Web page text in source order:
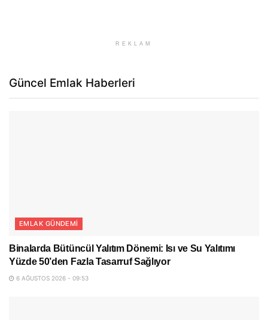
REKLAM
Güncel Emlak Haberleri
EMLAK GÜNDEMI
Binalarda Bütüncül Yalıtım Dönemi: Isı ve Su Yalıtımı
Yüzde 50’den Fazla Tasarruf Sağlıyor
6 AĞUSTOS 2026 - 09:53